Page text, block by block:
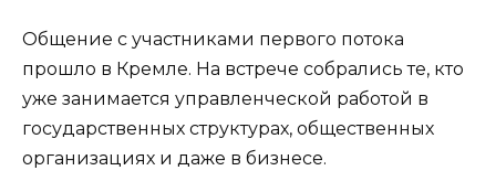
Общение с участниками первого потока
прошло в Кремле. На встрече собрались те, кто
уже занимается управленческой работой в
государственных структурах, общественных
организациях и даже в бизнесе.